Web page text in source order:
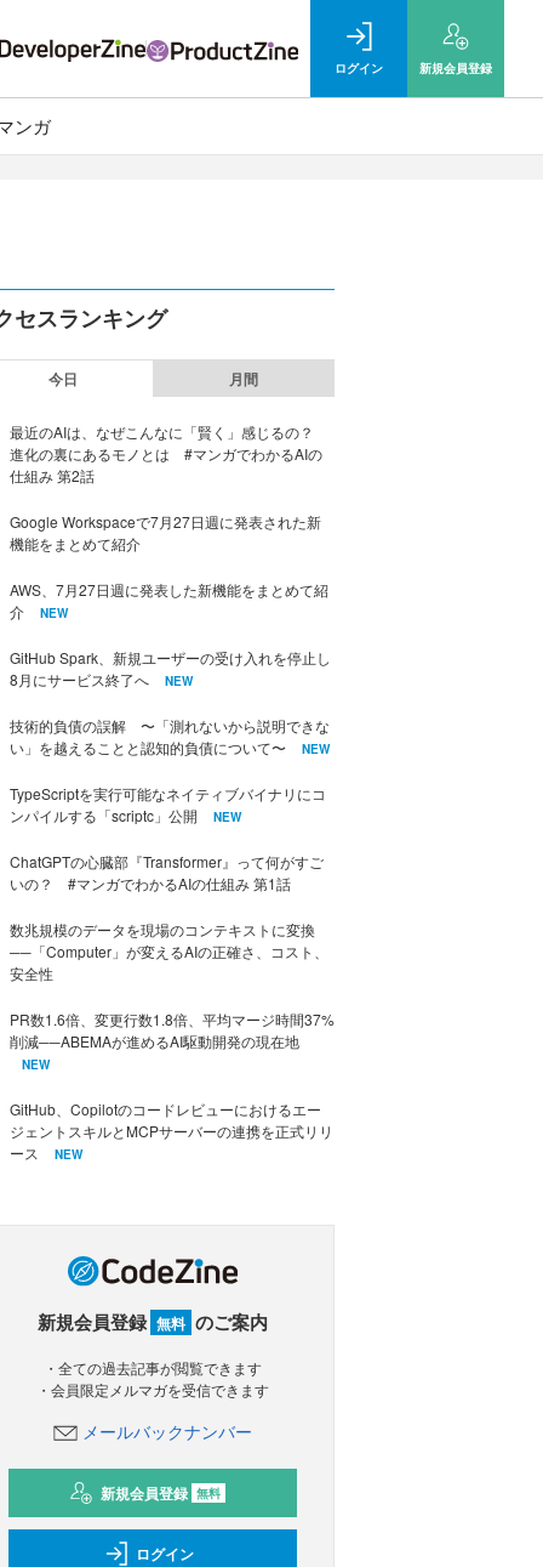
ログイン 新規会員登録
ンガ
セスランキング
今日 月間
最近のAIは、なぜこんなに「賢く」感じるの？
進化の裏にあるモノとは #マンガでわかるAIの
仕組み 第2話
Google Workspaceで7月27日週に発表された新
機能をまとめて紹介
AWS、7月27日週に発表した新機能をまとめて紹
介
NEW
GitHub Spark、新規ユーザーの受け入れを停止し
8月にサービス終了へ
NEW
技術的負債の誤解 〜「測れないから説明できな
い」を越えることと認知的負債について〜
NEW
TypeScriptを実行可能なネイティブバイナリにコ
ンパイルする「scriptc」公開
NEW
ChatGPTの心臓部『Transformer』って何がすご
いの？ #マンガでわかるAIの仕組み 第1話
数兆規模のデータを現場のコンテキストに変換
──「Computer」が変えるAIの正確さ、コスト、
安全性
PR数1.6倍、変更行数1.8倍、平均マージ時間37%
削減──ABEMAが進めるAI駆動開発の現在地
NEW
GitHub、Copilotのコードレビューにおけるエー
ジェントスキルとMCPサーバーの連携を正式リリ
ース
NEW
新規会員登録 無料 のご案内
・全ての過去記事が閲覧できます
・会員限定メルマガを受信できます
メールバックナンバー
新規会員登録 無料
ログイン